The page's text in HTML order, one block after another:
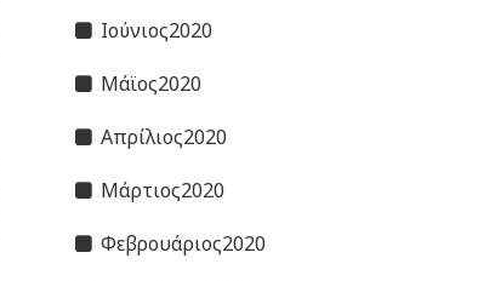
Ιούνιος2020
Μάϊος2020
Απρίλιος2020
Μάρτιος2020
Φεβρουάριος2020